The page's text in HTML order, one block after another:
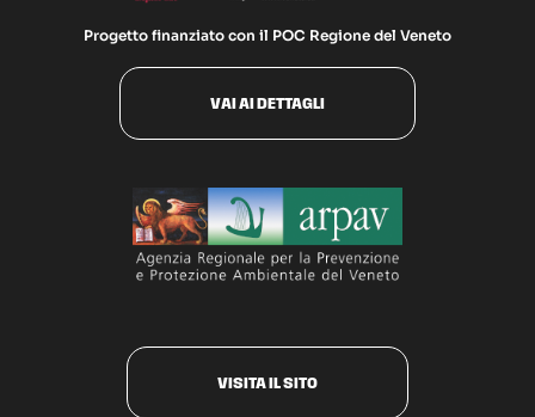
Progetto finanziato con il POC Regione del Veneto
VAI AI DETTAGLI
VISITA IL SITO